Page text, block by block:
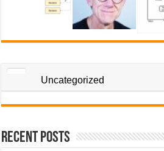
Uncategorized
Recent Posts